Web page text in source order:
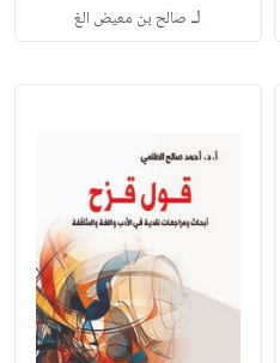
لـ صالح بن معيض الغ